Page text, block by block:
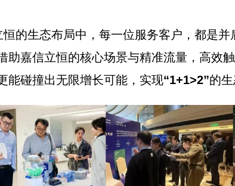
态布局中，每一位服务客户，都是并
助嘉信立恒的核心场景与精准流量，高效
能碰撞出无限增长可能，实现“1+1>2”的生